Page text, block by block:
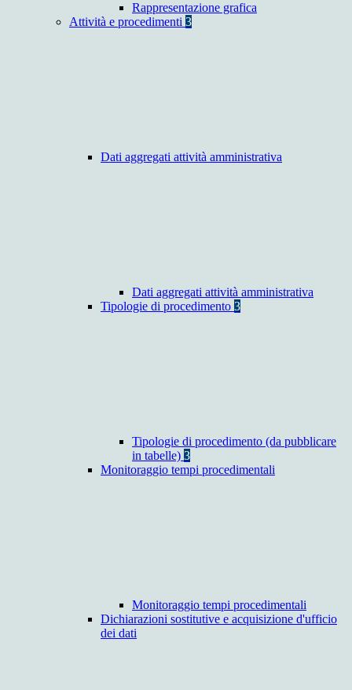
Rappresentazione grafica
Attività e procedimenti 3
Dati aggregati attività amministrativa
Dati aggregati attività amministrativa
Tipologie di procedimento 3
Tipologie di procedimento (da pubblicare
in tabelle) 3
Monitoraggio tempi procedimentali
Monitoraggio tempi procedimentali
Dichiarazioni sostitutive e acquisizione d'ufficio
dei dati